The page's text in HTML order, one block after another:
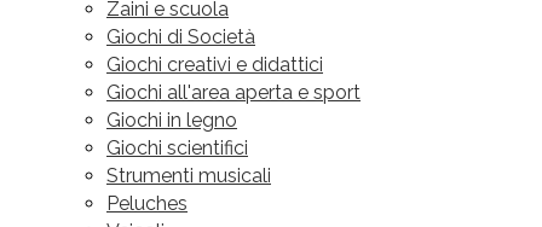
Zaini e scuola
Giochi di Società
Giochi creativi e didattici
Giochi all'area aperta e sport
Giochi in legno
Giochi scientifici
Strumenti musicali
Peluches